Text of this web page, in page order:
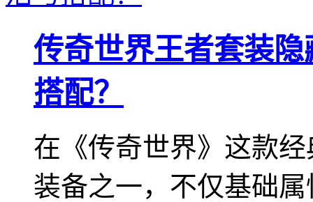
传奇世界王者套装
搭配？
在《传奇世界》这款
装备之一，不仅基础